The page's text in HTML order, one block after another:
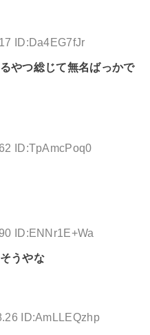
ID:Da4EG7fJr
やつ総じて無名ばっかで
ID:TpAmcPoq0
ID:ENNr1E+Wa
うやな
ID:AmLLEQzhp